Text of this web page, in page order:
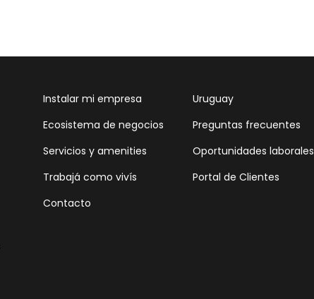
Instalar mi empresa
Ecosistema de negocios
Servicios y amenities
Trabajá como vivís
Contacto
Uruguay
Preguntas frecuentes
Oportunidades laborales
Portal de Clientes